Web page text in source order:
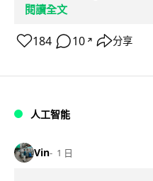
閱讀全文
184 10 ↗ 分享
人工智能
Vin 1 日